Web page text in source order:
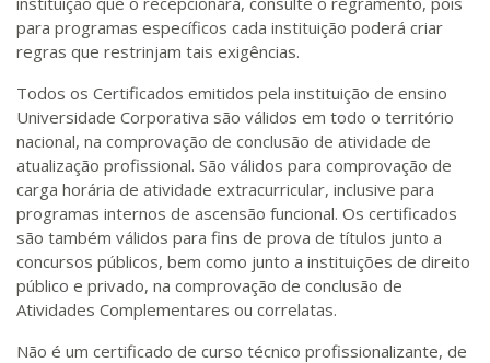
para programas específicos cada instituição poderá criar
regras que restrinjam tais exigências.
Todos os Certificados emitidos pela instituição de ensino
Universidade Corporativa são válidos em todo o território
nacional, na comprovação de conclusão de atividade de
atualização profissional. São válidos para comprovação de
carga horária de atividade extracurricular, inclusive para
programas internos de ascensão funcional. Os certificados
são também válidos para fins de prova de títulos junto a
concursos públicos, bem como junto a instituições de direito
público e privado, na comprovação de conclusão de
Atividades Complementares ou correlatas.
Não é um certificado de curso técnico profissionalizante, de